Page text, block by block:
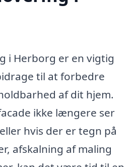
i Herborg er en vigtig
til at forbedre
af dit hjem.
ikke længere ser
hvis der er tegn på
afskalning af maling